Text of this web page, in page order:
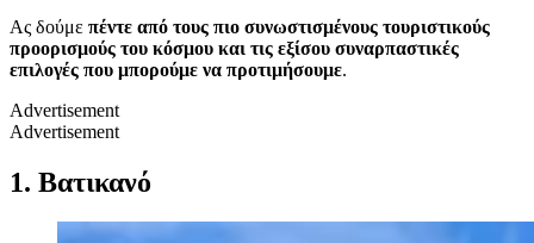
Ας δούμε πέντε από τους πιο συνωστισμένους τουριστικούς
προορισμούς του κόσμου και τις εξίσου συναρπαστικές
επιλογές που μπορούμε να προτιμήσουμε.
Advertisement
Advertisement
1. Βατικανό